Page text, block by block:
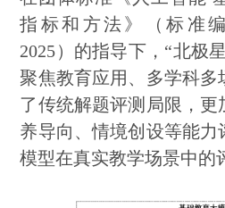
指标和方法》（标准编
2025）的指导下，“北极
聚焦教育应用、多学科
了传统解题评测局限，
养导向、情境创设等能
模型在真实教学场景中的